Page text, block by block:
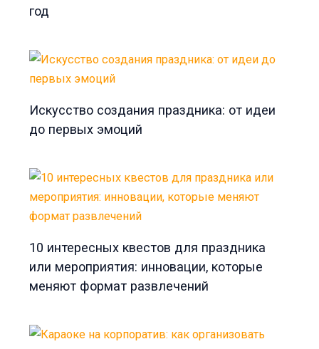
год
Искусство создания праздника: от идеи
до первых эмоций
10 интересных квестов для праздника
или мероприятия: инновации, которые
меняют формат развлечений